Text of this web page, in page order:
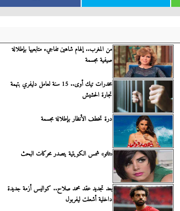
من المغرب.. إلهام شاهين تفاجيء متابعيها بإطلالة
صيفية مجسمة
مخدرات تيك أوى.. 15 سنة لعامل دليفري بتهمة
تجارة الحشيش
درة تخطف الأنظار بإطلالة مجسمة
«تاتو» شمس الكويتية يتصدر محركات البحث
بعد تجديد عقد محمد صلاح.. كواليس أزمة جديدة
داخلية أشعلت ليفربول